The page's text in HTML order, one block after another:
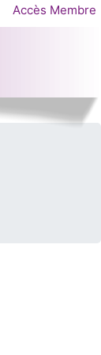
Accès Membre